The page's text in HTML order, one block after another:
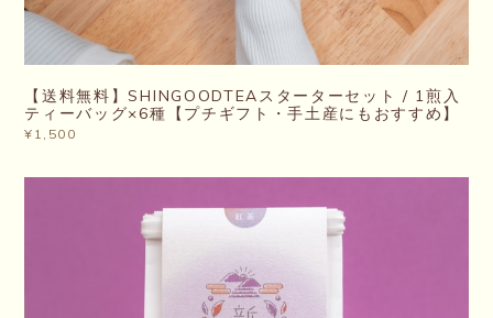
【送料無料】SHINGOODTEAスターターセット / 1煎入
ティーバッグ×6種【プチギフト・手土産にもおすすめ】
¥1,500